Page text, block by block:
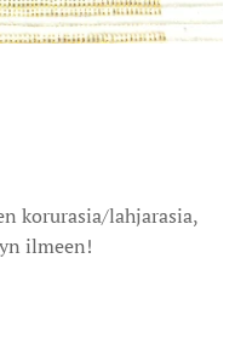
korurasia/lahjarasia,
ilmeen!